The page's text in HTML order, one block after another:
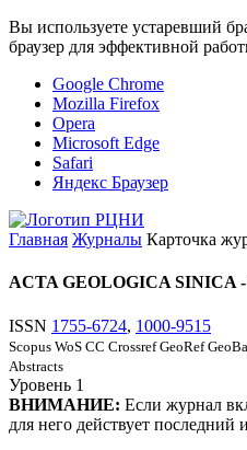
Вы используете устаревший
браузер для эффективной
Google Chrome
Mozilla Firefox
Opera
Microsoft Edge
Safari
Яндекс Браузер
Главная Журналы Карточка
ACTA GEOLOGICA SINICA
ISSN 1755-6724, 1000-9515
Scopus WoS CC Crossref GeoRef
Abstracts
Уровень 1
ВНИМАНИЕ: Если журнал
для него действует